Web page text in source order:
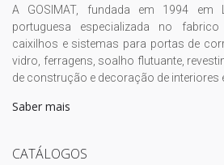
A GOSIMAT, fundada em 1994 em
portuguesa especializada no
caixilhos e sistemas para portas de
vidro, ferragens, soalho flutuante,
de construção e decoração de interiores
Saber mais
CATÁLOGOS